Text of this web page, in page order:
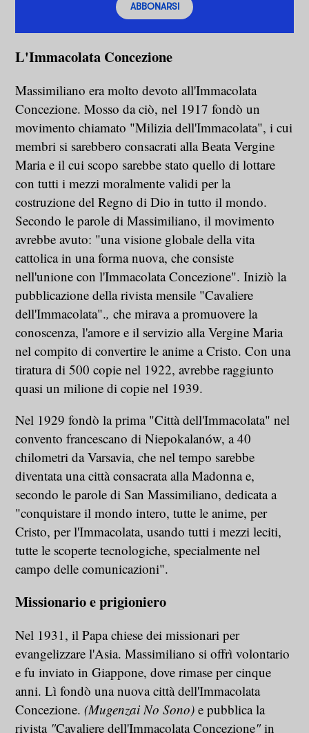
ABBONARSI
L'Immacolata Concezione
Massimiliano era molto devoto all'Immacolata
Concezione. Mosso da ciò, nel 1917 fondò un
movimento chiamato "Milizia dell'Immacolata", i cui
membri si sarebbero consacrati alla Beata Vergine
Maria e il cui scopo sarebbe stato quello di lottare
con tutti i mezzi moralmente validi per la
costruzione del Regno di Dio in tutto il mondo.
Secondo le parole di Massimiliano, il movimento
avrebbe avuto: "una visione globale della vita
cattolica in una forma nuova, che consiste
nell'unione con l'Immacolata Concezione". Iniziò la
pubblicazione della rivista mensile "Cavaliere
dell'Immacolata"., che mirava a promuovere la
conoscenza, l'amore e il servizio alla Vergine Maria
nel compito di convertire le anime a Cristo. Con una
tiratura di 500 copie nel 1922, avrebbe raggiunto
quasi un milione di copie nel 1939.
Nel 1929 fondò la prima "Città dell'Immacolata" nel
convento francescano di Niepokalanów, a 40
chilometri da Varsavia, che nel tempo sarebbe
diventata una città consacrata alla Madonna e,
secondo le parole di San Massimiliano, dedicata a
"conquistare il mondo intero, tutte le anime, per
Cristo, per l'Immacolata, usando tutti i mezzi leciti,
tutte le scoperte tecnologiche, specialmente nel
campo delle comunicazioni".
Missionario e prigioniero
Nel 1931, il Papa chiese dei missionari per
evangelizzare l'Asia. Massimiliano si offrì volontario
e fu inviato in Giappone, dove rimase per cinque
anni. Lì fondò una nuova città dell'Immacolata
Concezione.(Mugenzai No Sono) e pubblica la
rivista "Cavaliere dell'Immacolata Concezione"in